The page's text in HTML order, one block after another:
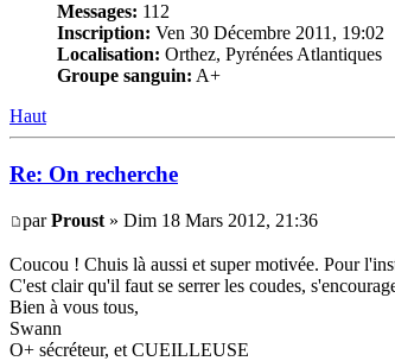
Messages: 112
Inscription: Ven 30 Décembre 2011, 19:02
Localisation: Orthez, Pyrénées Atlantiques
Groupe sanguin: A+
Haut
Re: On recherche
parProust » Dim 18 Mars 2012, 21:36
Coucou ! Chuis là aussi et super motivée. Pour
C'est clair qu'il faut se serrer les coudes,
Bien à vous tous,
Swann
O+ sécréteur, et CUEILLEUSE